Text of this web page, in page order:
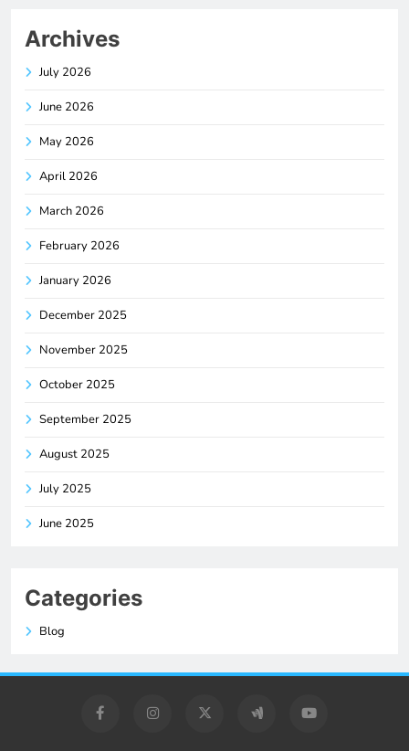
Archives
July 2026
June 2026
May 2026
April 2026
March 2026
February 2026
January 2026
December 2025
November 2025
October 2025
September 2025
August 2025
July 2025
June 2025
Categories
Blog